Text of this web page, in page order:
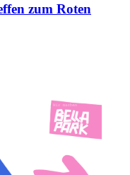
zum Roten